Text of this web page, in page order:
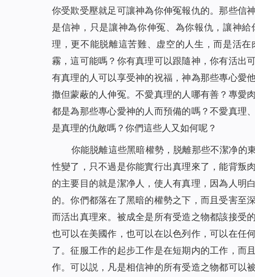
你受欺受壓就足可讓神為你伸冤報仇的。那些信
是信神，只是讓神為你伸冤、為你報仇，讓神
理，更不能脱離這苦難、虚空的人生，而是活
霧，這可能嗎？你有真理可以跟隨神，你有活出
有真理的人可以享受神的祝福，神為那些專心愛
撒但蒙蔽的人伸冤。不愛真理的人哪有善？專愛
都是為那些專心愛神的人而預備的嗎？不愛真理
是真理的仇敵嗎？你們這些人又如何呢？
你能脱離這些黑暗權勢，脱離那些不潔净的
性變了，只不過是你能實行出真理來了，能背叛
的主要目的就是潔净人，使人有真理，因為人明
的。你們都落在了黑暗的權勢之下，而且受害至
而活出真理來。被成全是所有受造之物都該接受
也可以在美國作，也可以在以色列作，可以在任
了。征服工作的起步工作是在短期内的工作，而
作。可以説，凡是相信神的所有受造之物都可以